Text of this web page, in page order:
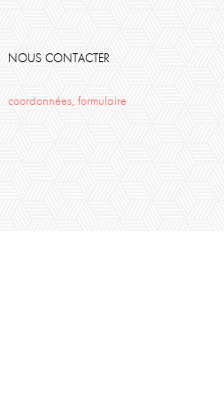
NOUS CONTACTER
coordonnées, formulaire